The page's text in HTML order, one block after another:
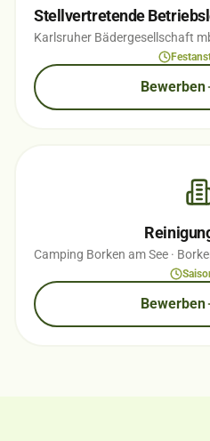
Karlsruher Bädergesellschaft
Bewerben
Camping Borken am See ·
Bewerben